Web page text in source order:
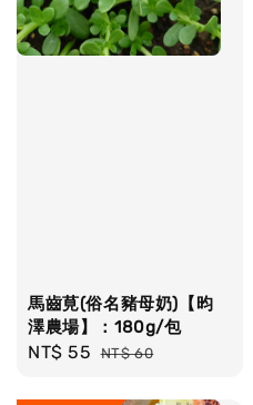
馬齒莧(俗名豬母奶)【昀
澤農場】：180g/包
Sale
NT$ 55 Regular
NT$ 60